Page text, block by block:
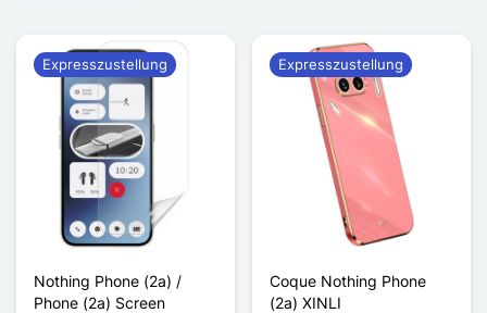
Nothing Phone (2a) /
Phone (2a) Screen
Expresszustellung
Coque Nothing Phone
(2a) XINLI
Expresszustellung